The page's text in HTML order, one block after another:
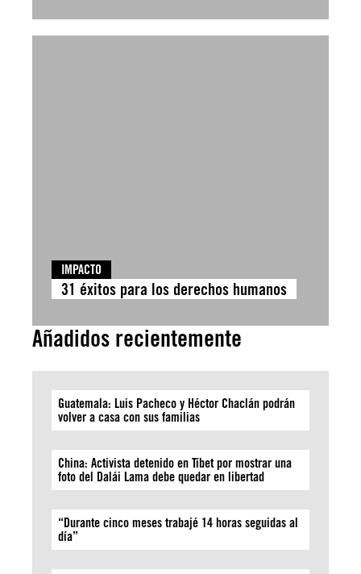
IMPACTO
31 éxitos para los derechos humanos
Añadidos recientemente
Guatemala: Luis Pacheco y Héctor Chaclán podrán
volver a casa con sus familias
China: Activista detenido en Tíbet por mostrar una
foto del Dalái Lama debe quedar en libertad
“Durante cinco meses trabajé 14 horas seguidas al
día”